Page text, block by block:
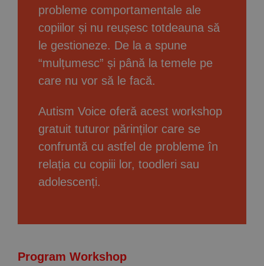
Contact
Magazin
probleme comportamentale ale
copiilor și nu reușesc totdeauna să
le gestioneze. De la a spune
“mulțumesc” și până la temele pe
care nu vor să le facă.
Autism Voice oferă acest workshop
gratuit tuturor părinților care se
confruntă cu astfel de probleme în
relația cu copiii lor, toodleri sau
adolescenți.
Program Workshop